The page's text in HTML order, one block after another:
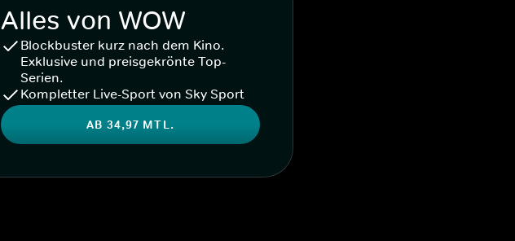
Alles von WOW
Blockbuster kurz nach dem Kino.
Exklusive und preisgekrönte Top-
Serien.
Kompletter Live-Sport von Sky Sport
AB 34,97 MTL.